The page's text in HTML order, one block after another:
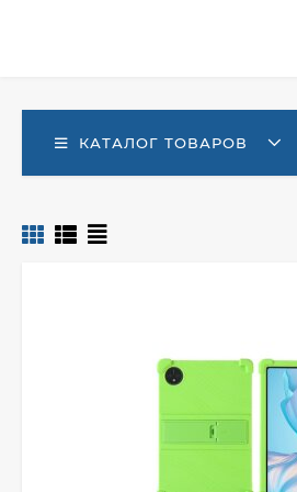
КАТАЛОГ ТОВАРОВ